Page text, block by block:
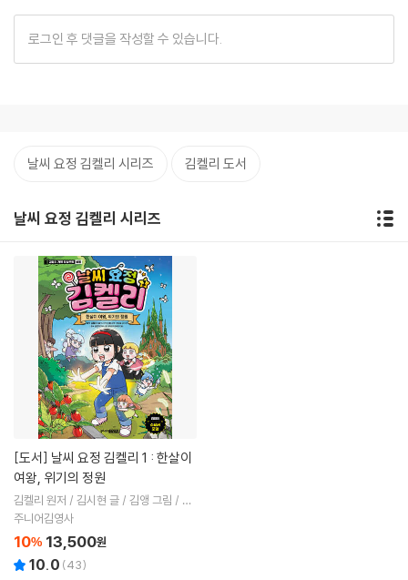
날씨 요정 김켈리 시리즈 김켈리 도서
날씨 요정 김켈리 시리즈
[도서]
여왕, 위기의 정원
김켈리 원저 / 김시현 글 / 김앵 그림 / 권
경아 감수
주니어김영사
10% 13,500원
10.0 (43)